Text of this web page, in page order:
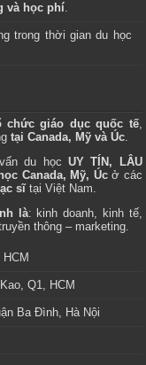
và học phí.
trong thời gian du học
chức giáo dục quốc tế,
tại Canada, Mỹ và Úc.
du học UY TÍN, LÂU
Canada, Mỹ, Úcở các
sĩtại Việt Nam.
là: kinh doanh, kinh tế,
thông – marketing.
Q1, HCM
Ba Đình, Hà Nội